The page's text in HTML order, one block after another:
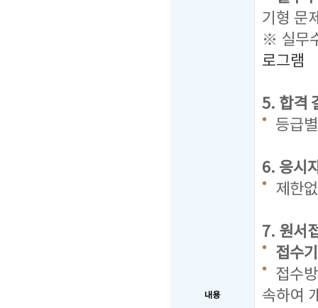
내용
기형 문
※ 실무
로그램
5. 합격
등급
6. 응시
제한
7. 원서
접수
접수
속하여